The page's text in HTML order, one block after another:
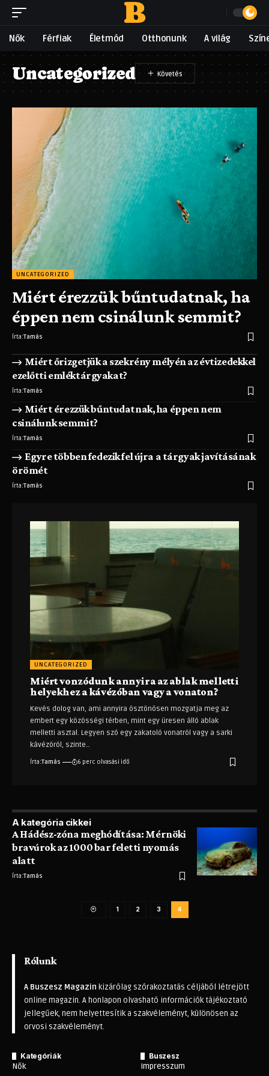
Nők Férfiak Életmód Otthonunk A világ
Uncategorized
UNCATEGORIZED
Miért érezzük bűntudatnak, ha
éppen nem csinálunk semmit?
Írta:Tamás
Miért őrizgetjük a szekrény mélyén az évtizedekkel
ezelőtti emléktárgyakat?
Írta:Tamás
Miért érezzük bűntudatnak, ha éppen nem
csinálunk semmit?
Írta:Tamás
Egyre többen fedezik fel újra a tárgyak javításának
örömét
Írta:Tamás
UNCATEGORIZED
Miért vonzódunk annyira az ablak melletti
helyekhez a kávézóban vagy a vonaton?
Kevés dolog van, ami annyira ösztönösen mozgatja meg az
embert egy közösségi térben, mint egy üresen álló ablak
melletti asztal. Legyen szó egy zakatoló vonatról vagy a sarki
kávézóról, szinte…
Írta:Tamás 6 perc olvasási idő
A kategória cikkei
A Hádész-zóna meghódítása: Mérnöki
bravúrok az 1000 bar feletti nyomás
alatt
Írta:Tamás
1 2 3 4
Rólunk
A Buszesz Magazin kizárólag szórakoztatás céljából létrejött
online magazin. A honlapon olvasható információk tájékoztató
jellegűek, nem helyettesítik a szakvéleményt, különösen az
orvosi szakvéleményt.
Kategóriák
Nők
Buszesz
Impresszum